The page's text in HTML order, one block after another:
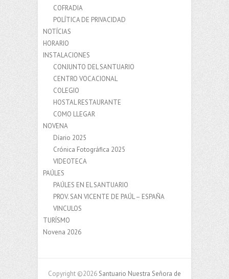
COFRADIA
POLÍTICA DE PRIVACIDAD
NOTÍCIAS
HORARIO
INSTALACIONES
CONJUNTO DEL SANTUARIO
CENTRO VOCACIONAL
COLEGIO
HOSTAL RESTAURANTE
COMO LLEGAR
NOVENA
Díario 2025
Crónica Fotográfica 2025
VIDEOTECA
PAÚLES
PAÚLES EN EL SANTUARIO
PROV. SAN VICENTE DE PAÚL – ESPAÑA
VINCULOS
TURÍSMO
Novena 2026
Copyright ©2026 Santuario Nuestra Señora de